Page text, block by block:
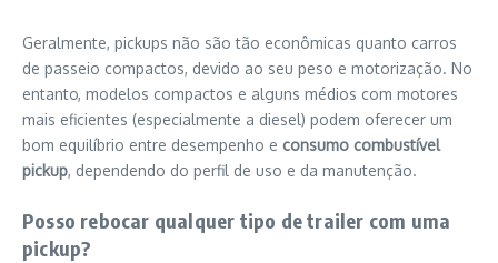
Geralmente, pickups não são tão econômicas quanto carros
de passeio compactos, devido ao seu peso e motorização. No
entanto, modelos compactos e alguns médios com motores
mais eficientes (especialmente a diesel) podem oferecer um
bom equilíbrio entre desempenho e consumo combustível
pickup, dependendo do perfil de uso e da manutenção.
Posso rebocar qualquer tipo de trailer com uma
pickup?